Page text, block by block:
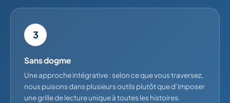
3
Sans dogme
Une approche intégrative : selon ce que vous traversez,
nous puisons dans plusieurs outils plutôt que d’imposer
une grille de lecture unique à toutes les histoires.